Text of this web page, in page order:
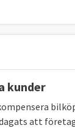
enskilda
kunder
att